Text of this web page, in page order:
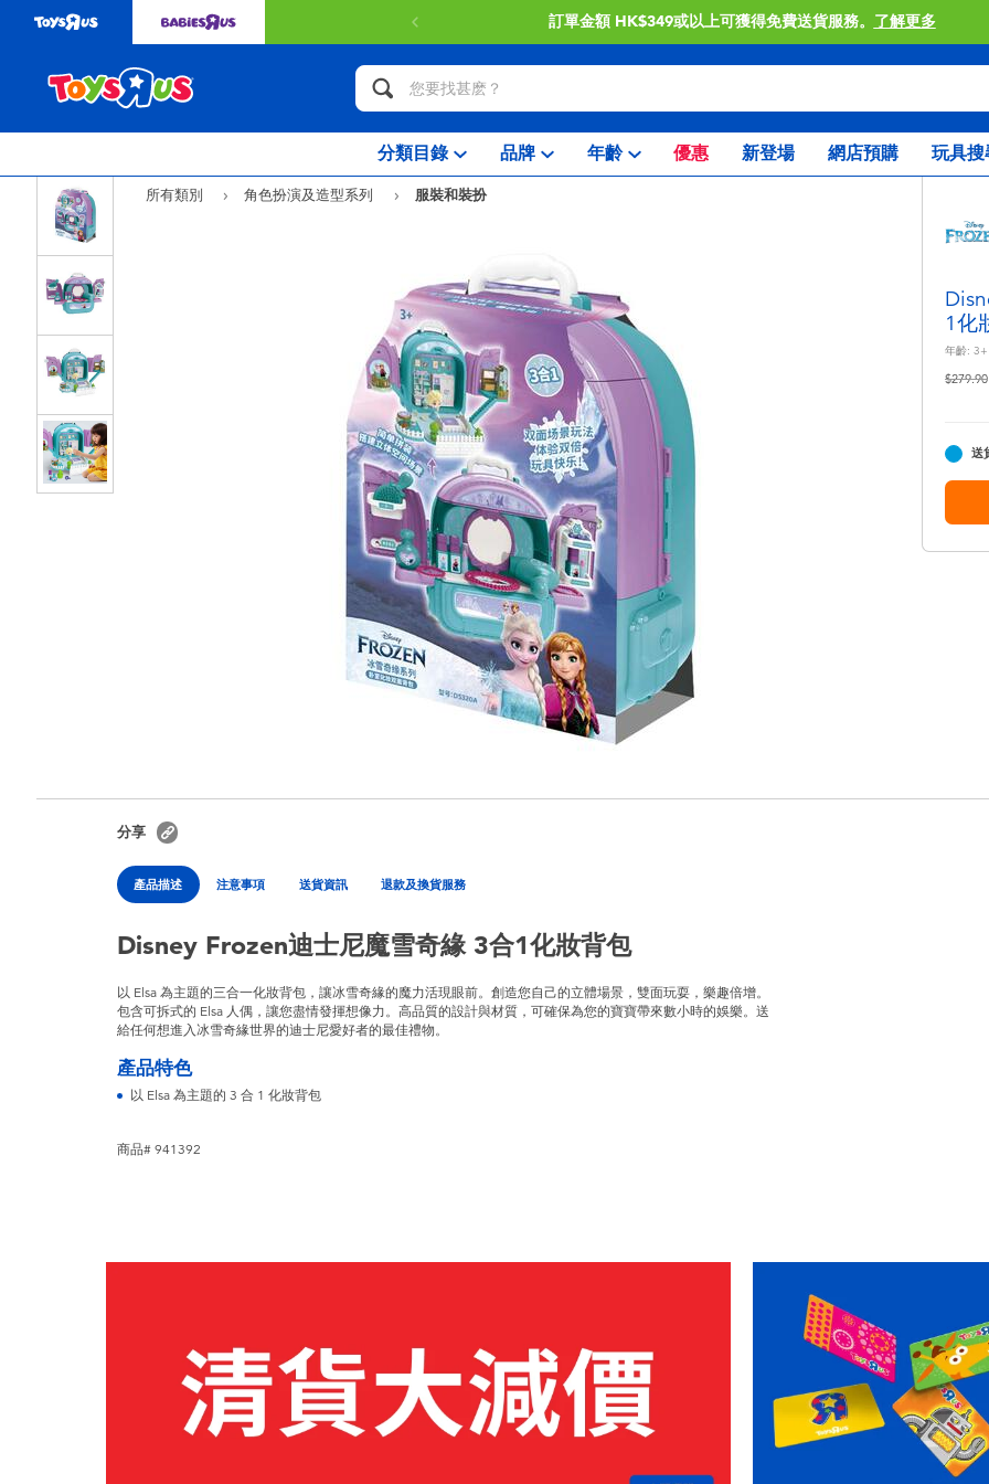
訂單金額 HK$349或以上可獲得免費送貨服務。 了解更多
分類目錄 品牌 年齡 優惠 新登場 網店預購 玩具搜
所有類別 角色扮演及造型系列
服裝和裝扮
1化
年齡: 3+
價格從
$279.90
送
分享
產品描述 注意事項 送貨資訊 退款及換貨服務
Disney Frozen迪士尼魔雪奇緣 3合1化妝背包
以 Elsa 為主題的三合一化妝背包，讓冰雪奇緣的魔力活現眼前。創造您自己的立體場景，雙面玩耍，樂趣倍增。
包含可拆式的 Elsa 人偶，讓您盡情發揮想像力。高品質的設計與材質，可確保為您的寶寶帶來數小時的娛樂。送
給任何想進入冰雪奇緣世界的迪士尼愛好者的最佳禮物。
產品特色
以 Elsa 為主題的 3 合 1 化妝背包
商品# 941392